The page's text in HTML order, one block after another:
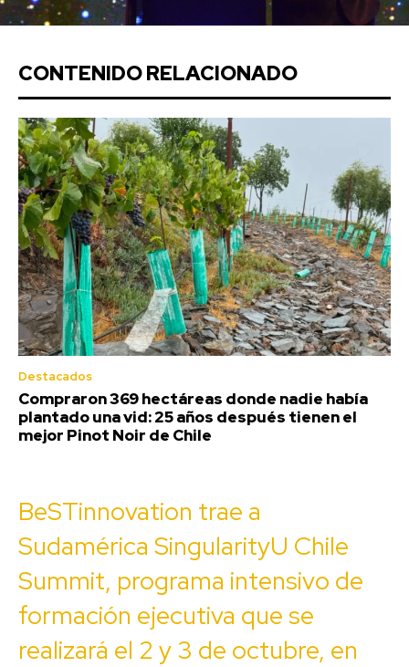
CONTENIDO RELACIONADO
Destacados
Compraron 369 hectáreas donde nadie había
plantado una vid: 25 años después tienen el
mejor Pinot Noir de Chile
BeSTinnovation trae a
Sudamérica SingularityU Chile
Summit, programa intensivo de
formación ejecutiva que se
realizará el 2 y 3 de octubre, en